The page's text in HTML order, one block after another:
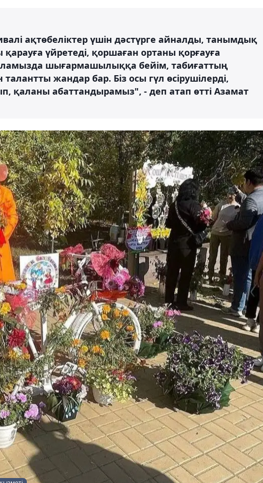
ақтөбеліктер үшін дәстүрге айналды, танымдық
үйретеді, қоршаған ортаны қорғауға
шығармашылыққа бейім, табиғаттың
талантты жандар бар. Біз осы гүл өсірушілерді,
қаланы абаттандырамыз", - деп атап өтті Азамат